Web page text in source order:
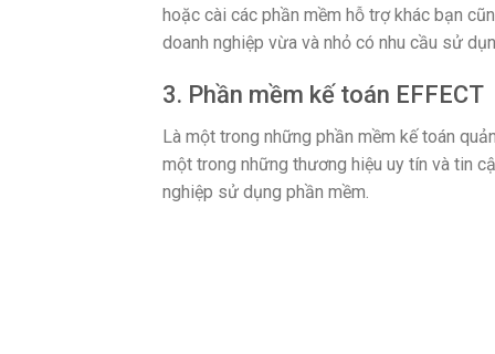
hoặc cài các phần mềm hỗ trợ khác bạn
doanh nghiệp vừa và nhỏ có nhu cầu sử
3. Phần mềm kế toán EFFECT
Là một trong những phần mềm kế toán
một trong những thương hiệu uy tín và tin
nghiệp sử dụng phần mềm.